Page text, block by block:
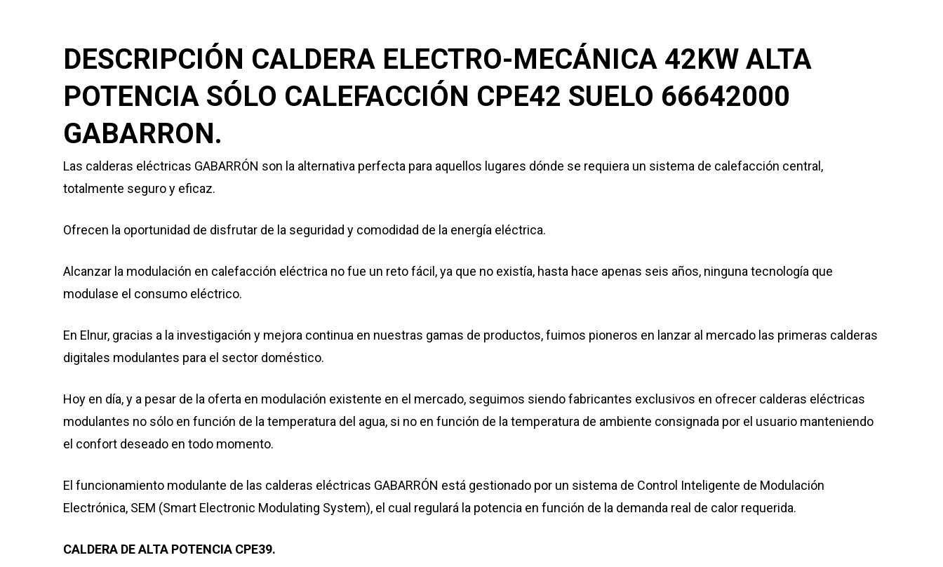
DESCRIPCIÓN CALDERA ELECTRO-MECÁNICA 42KW ALTA
POTENCIA SÓLO CALEFACCIÓN CPE42 SUELO 66642000
GABARRON.
Las calderas eléctricas GABARRÓN son la alternativa perfecta para aquellos lugares dónde se requiera un sistema de calefacción central,
totalmente seguro y eficaz.
Ofrecen la oportunidad de disfrutar de la seguridad y comodidad de la energía eléctrica.
Alcanzar la modulación en calefacción eléctrica no fue un reto fácil, ya que no existía, hasta hace apenas seis años, ninguna tecnología que
modulase el consumo eléctrico.
En Elnur, gracias a la investigación y mejora continua en nuestras gamas de productos, fuimos pioneros en lanzar al mercado las primeras calderas
digitales modulantes para el sector doméstico.
Hoy en día, y a pesar de la oferta en modulación existente en el mercado, seguimos siendo fabricantes exclusivos en ofrecer calderas eléctricas
modulantes no sólo en función de la temperatura del agua, si no en función de la temperatura de ambiente consignada por el usuario manteniendo
el confort deseado en todo momento.
El funcionamiento modulante de las calderas eléctricas GABARRÓN está gestionado por un sistema de Control Inteligente de Modulación
Electrónica, SEM (Smart Electronic Modulating System), el cual regulará la potencia en función de la demanda real de calor requerida.
CALDERA DE ALTA POTENCIA CPE39.